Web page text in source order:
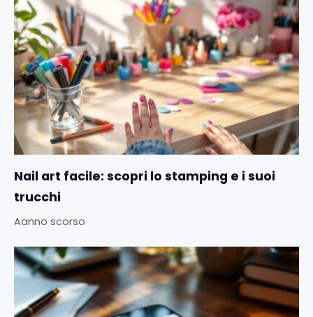
Nail art facile: scopri lo stamping e i suoi
trucchi
Aanno scorso